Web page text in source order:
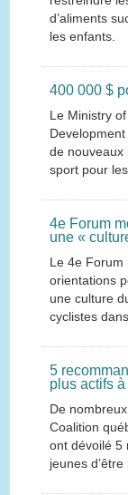
d’aliments
les enfants.
400 000 $
Le Ministry
de nouveaux
sport pour
4e Forum
une «
Le 4e Forum
orientations
une culture
cyclistes
5
plus actifs à
De
Coalition
ont dévoilé 5
jeunes d’être